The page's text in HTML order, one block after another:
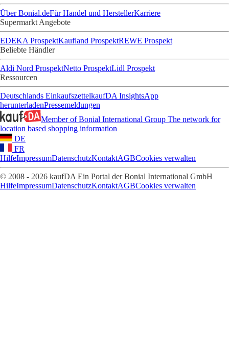
Über Bonial.deFür Handel und HerstellerKarriere
Supermarkt Angebote
EDEKA ProspektKaufland ProspektREWE Prospekt
Beliebte Händler
Aldi Nord ProspektNetto ProspektLidl Prospekt
Ressourcen
Deutschlands EinkaufszettelkaufDA InsightsApp
herunterladenPressemeldungen
Member of Bonial International Group The network for
location based shopping information
DE
FR
HilfeImpressumDatenschutzKontaktAGBCookies verwalten
© 2008 - 2026 kaufDA Ein Portal der Bonial International GmbH
HilfeImpressumDatenschutzKontaktAGBCookies verwalten